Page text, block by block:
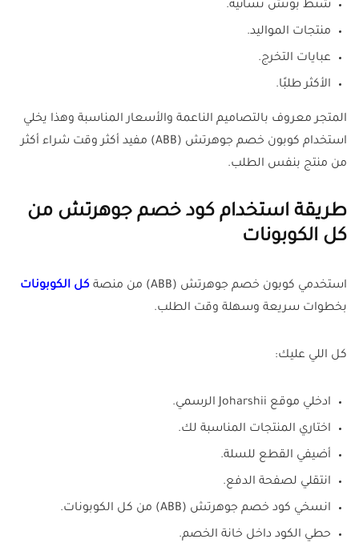
شنط بوتش نسائية.
منتجات المواليد.
عبايات التخرج.
الأكثر طلبًا.
المتجر معروف بالتصاميم الناعمة والأسعار المناسبة وهذا يخلي
استخدام كوبون خصم جوهرتش (ABB) مفيد أكثر وقت شراء أكثر
من منتج بنفس الطلب.
طريقة استخدام كود خصم جوهرتش من
كل الكوبونات
استخدمي كوبون خصم جوهرتش (ABB) من منصة
كل الكوبونات
بخطوات سريعة وسهلة وقت الطلب.
كل اللي عليك:
ادخلي موقع Joharshii الرسمي.
اختاري المنتجات المناسبة لك.
أضيفي القطع للسلة.
انتقلي لصفحة الدفع.
انسخي كود خصم جوهرتش (ABB) من كل الكوبونات.
حطي الكود داخل خانة الخصم.